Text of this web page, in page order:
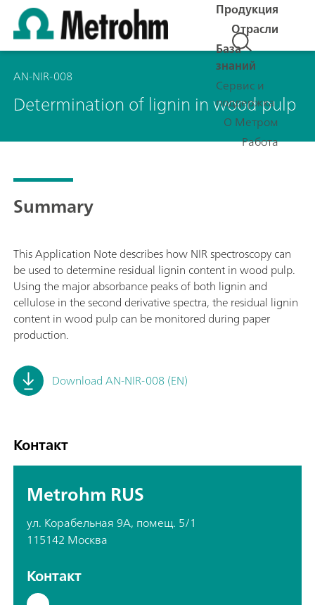
Продукция
Отрасли
База
знаний
Сервис и
поддержка
О Метром
Работа
AN-NIR-008
Determination of lignin in wood pulp
Summary
This Application Note describes how NIR spectroscopy can
be used to determine residual lignin content in wood pulp.
Using the major absorbance peaks of both lignin and
cellulose in the second derivative spectra, the residual lignin
content in wood pulp can be monitored during paper
production.
Download AN-NIR-008 (EN)
Контакт
Metrohm RUS
ул. Корабельная 9А, помещ. 5/1
115142 Москва
Контакт